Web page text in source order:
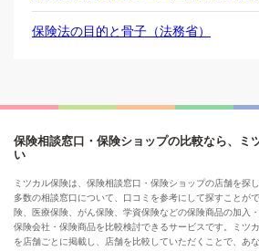
保険法の目的と骨子（法務省）
保険相談窓口・保険ショップの比較なら、ミ
い
ミツカル保険は、保険相談窓口・保険ショップの店舗を探
多数の相談窓口について、口コミを参考にして探すことが
険、医療保険、がん保険、学資保険などの保険商品の加入
保険会社・保険商品を比較検討できるサービスです。ミツ
を店舗ごとに掲載し、店舗を比較していただくことで、あ